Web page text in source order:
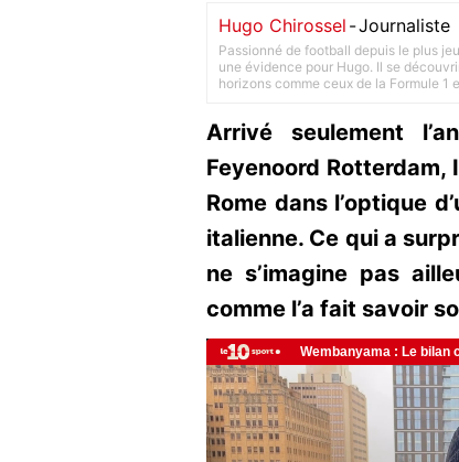
Hugo Chirossel -Journaliste
Passionné de football depuis le plus
une évidence pour Hugo. Il se
horizons comme ceux de la Formule 1
Arrivé seulement
Feyenoord Rotterdam,
Rome dans l’optique
italienne. Ce qui a
ne s’imagine pas
comme l’a fait savoir